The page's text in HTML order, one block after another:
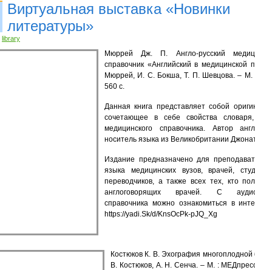
Виртуальная выставка «Новинки
литературы»
library
Мюррей Дж. П. Англо-русский
справочник «Английский в медицинской
Мюррей, И. С. Бокша, Т. П. Шевцова. –
560 с.
Данная книга представляет собой
сочетающее в себе свойства
медицинского справочника. Автор
носитель языка из Великобритании
Издание предназначено для
языка медицинских вузов, врачей,
переводчиков, а также всех тех, кто
англоговорящих врачей. С
справочника можно ознакомиться в
https://yadi.Sk/d/KnsOcPk-pJQ_Xg
Костюков К. В. Эхография
В. Костюков, А. Н. Сенча. – М. :